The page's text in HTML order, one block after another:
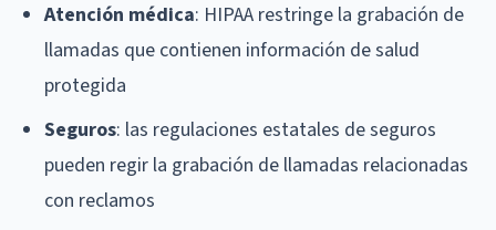
Atención médica: HIPAA restringe la grabación de
llamadas que contienen información de salud
protegida
Seguros: las regulaciones estatales de seguros
pueden regir la grabación de llamadas relacionadas
con reclamos